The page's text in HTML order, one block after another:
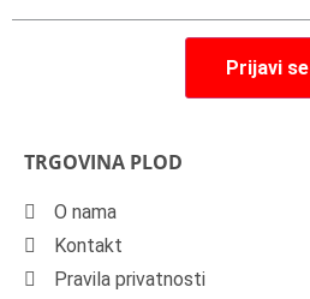
TRGOVINA PLOD
O nama
Kontakt
Pravila privatnosti